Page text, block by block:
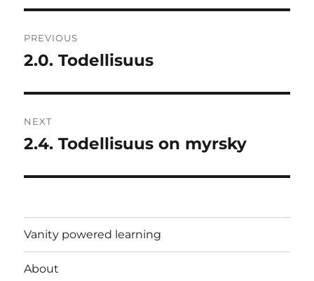
navigation
PREVIOUS
Previous
2.0. Todellisuus
NEXT
Next
2.4. Todellisuus on myrsky
Vanity powered learning
About